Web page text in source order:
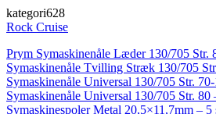
kategori628
Rock Cruise
Prym Symaskinenåle Læder 130/705 Str.
Symaskinenåle Tvilling Stræk 130/705
Symaskinenåle Universal 130/705 Str.
Symaskinenåle Universal 130/705 Str. 80
Symaskinespoler Metal 20,5×11,7mm – 5